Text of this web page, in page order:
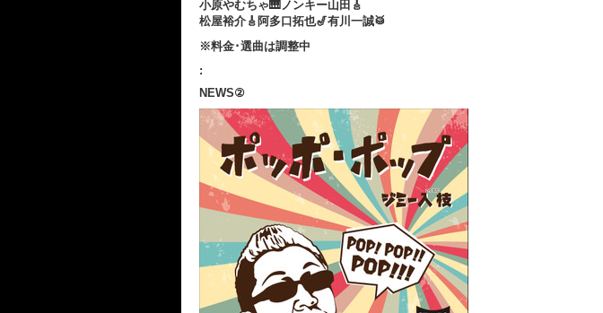
小原やむちゃ🎹ノンキー山田🎸
松屋裕介🎸阿多口拓也🎷有川一誠🥁
※料金･選曲は調整中
:
NEWS②